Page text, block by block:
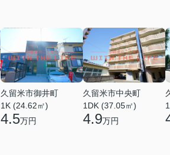
久留米市御井町
1K (24.62㎡)
4.5万円
久留米市中央町
1DK (37.05㎡)
4.9万円